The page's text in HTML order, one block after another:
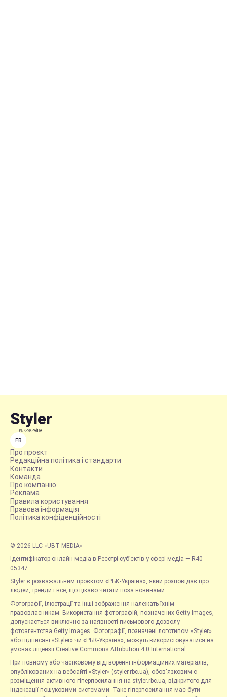
FB
Про проєкт
Редакційна політика і стандарти
Контакти
Команда
Про компанію
Реклама
Правила користування
Правова інформація
Політика конфіденційності
© 2026 LLC «UBT MEDIA»
Ідентифікатор онлайн-медіа в Реєстрі суб’єктів у сфері медіа — R40-
05347
Styler є розважальним проєктом «РБК-Україна», який розповідає про
людей, тренди і все, що цікаво читати поза новинами.
Фотографії, ілюстрації та інші зображення належать їхнім
правовласникам. Використання фотографій, позначених Getty Images,
допускається виключно за наявності письмового дозволу
фотоагентства Getty Images. Фотографії, позначені логотипом «Styler»
або підписані «Styler» чи «РБК-Україна», можуть використовуватися на
умовах ліцензії Creative Commons Attribution 4.0 International.
При повному або частковому відтворенні інформаційних матеріалів,
опублікованих на вебсайті «Styler» (styler.rbc.ua), обов'язковим є
розміщення активного гіперпосилання на styler.rbc.ua, відкритого для
індексації пошуковими системами. Таке гіперпосилання має бути